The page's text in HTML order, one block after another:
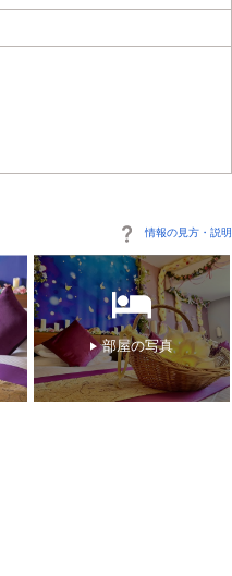
情報の見方・説明
部屋の写真